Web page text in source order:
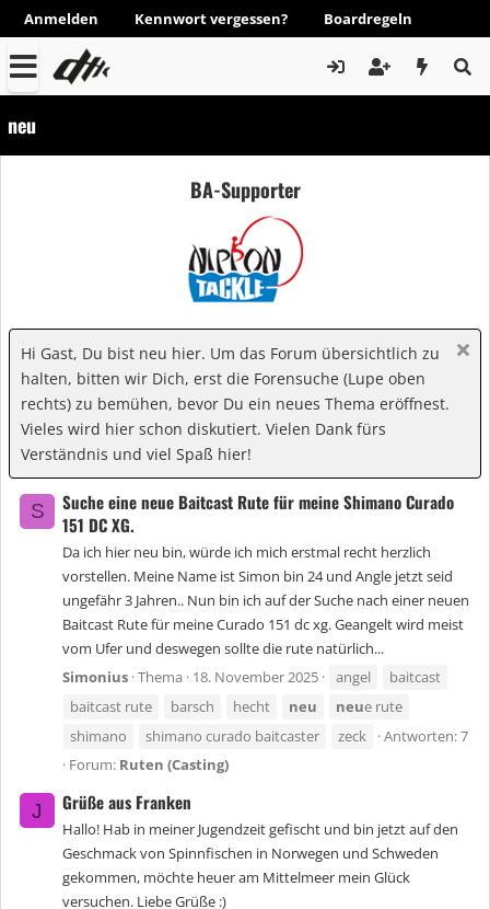
Anmelden Kennwort vergessen? Boardregeln
neu
BA-Supporter
Hi Gast, Du bist neu hier. Um das Forum übersichtlich zu
halten, bitten wir Dich, erst die Forensuche (Lupe oben
rechts) zu bemühen, bevor Du ein neues Thema eröffnest.
Vieles wird hier schon diskutiert. Vielen Dank fürs
Verständnis und viel Spaß hier!
S
Suche eine neue Baitcast Rute für meine Shimano Curado
151 DC XG.
Da ich hier neu bin, würde ich mich erstmal recht herzlich
vorstellen. Meine Name ist Simon bin 24 und Angle jetzt seid
ungefähr 3 Jahren.. Nun bin ich auf der Suche nach einer neuen
Baitcast Rute für meine Curado 151 dc xg. Geangelt wird meist
vom Ufer und deswegen sollte die rute natürlich...
Simonius Thema 18. November 2025 angel
baitcast
baitcast rute
barsch hecht neu neue rute
shimano
shimano curado baitcaster zeck
Antworten: 7
Forum: Ruten (Casting)
J Grüße aus Franken
Hallo! Hab in meiner Jugendzeit gefischt und bin jetzt auf den
Geschmack von Spinnfischen in Norwegen und Schweden
gekommen, möchte heuer am Mittelmeer mein Glück
versuchen. Liebe Grüße :)